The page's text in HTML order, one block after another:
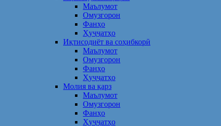
Маълумот
Омузгорон
Фанҳо
Ҳуҷҷатҳо
Иқтисодиёт ва соҳибкорӣ
Маълумот
Омузгорон
Фанҳо
Ҳуҷҷатҳо
Молия ва қарз
Маълумот
Омузгорон
Фанҳо
Ҳуҷҷатҳо